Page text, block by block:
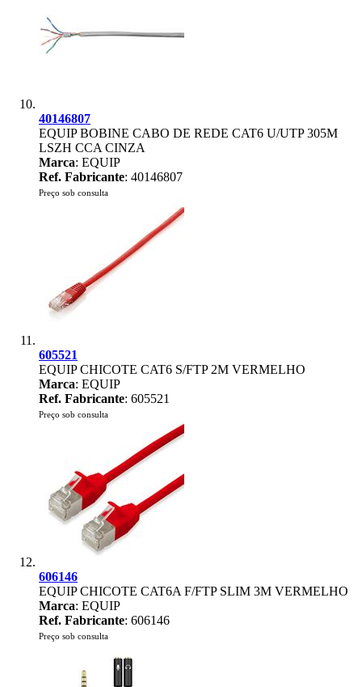
40146807
EQUIP BOBINE CABO DE REDE CAT6 U/UTP 305M
LSZH CCA CINZA
Marca: EQUIP
Ref. Fabricante: 40146807
Preço sob consulta
605521
EQUIP CHICOTE CAT6 S/FTP 2M VERMELHO
Marca: EQUIP
Ref. Fabricante: 605521
Preço sob consulta
606146
EQUIP CHICOTE CAT6A F/FTP SLIM 3M VERMELHO
Marca: EQUIP
Ref. Fabricante: 606146
Preço sob consulta